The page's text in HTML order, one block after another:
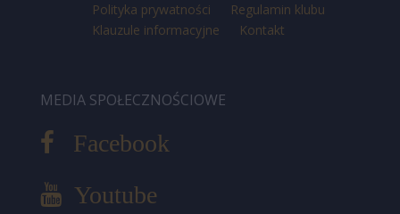
Polityka prywatności
Regulamin klubu
Klauzule informacyjne
Kontakt
MEDIA SPOŁECZNOŚCIOWE
Facebook
Youtube